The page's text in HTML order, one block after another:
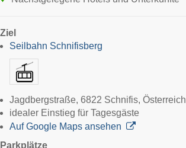
Ziel
Seilbahn Schnifisberg
Jagdbergstraße, 6822 Schnifis, Österreich
idealer Einstieg für Tagesgäste
Auf Google Maps ansehen
Parkplätze